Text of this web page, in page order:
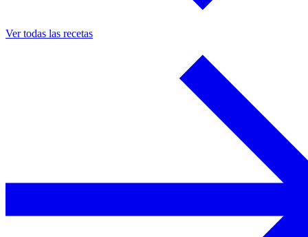
Ver todas las recetas